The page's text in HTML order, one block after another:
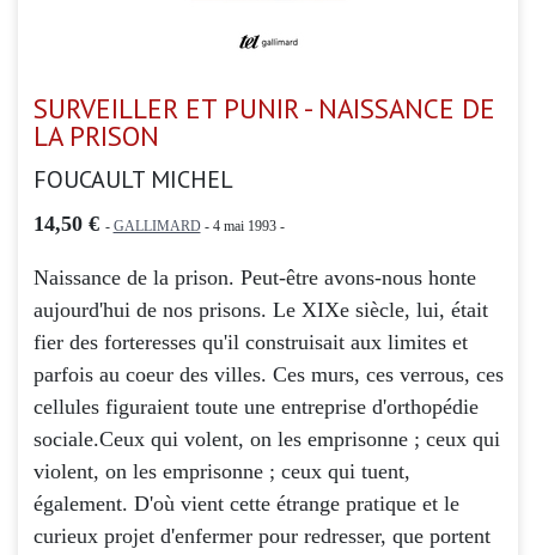
SURVEILLER ET PUNIR - NAISSANCE DE
LA PRISON
FOUCAULT MICHEL
14,50 € - GALLIMARD- 4 mai 1993 -
Naissance de la prison. Peut-être avons-nous honte
aujourd'hui de nos prisons. Le XIXe siècle, lui, était
fier des forteresses qu'il construisait aux limites et
parfois au coeur des villes. Ces murs, ces verrous, ces
cellules figuraient toute une entreprise d'orthopédie
sociale.Ceux qui volent, on les emprisonne ; ceux qui
violent, on les emprisonne ; ceux qui tuent,
également. D'où vient cette étrange pratique et le
curieux projet d'enfermer pour redresser, que portent